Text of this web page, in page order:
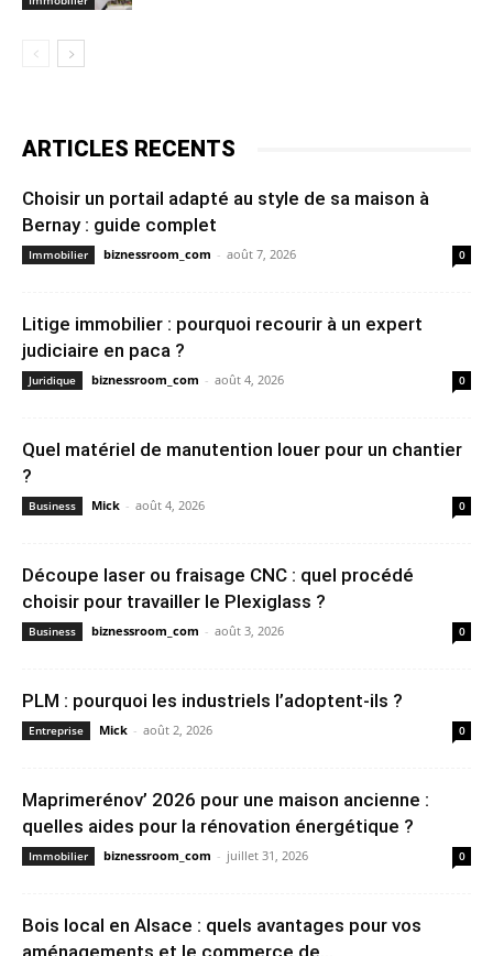
ARTICLES RECENTS
Choisir un portail adapté au style de sa maison à
Bernay : guide complet
Immobilier biznessroom_com - août 7, 2026 0
Litige immobilier : pourquoi recourir à un expert
judiciaire en paca ?
Juridique biznessroom_com - août 4, 2026 0
Quel matériel de manutention louer pour un chantier
?
Business Mick - août 4, 2026 0
Découpe laser ou fraisage CNC : quel procédé
choisir pour travailler le Plexiglass ?
Business biznessroom_com - août 3, 2026 0
PLM : pourquoi les industriels l’adoptent-ils ?
Entreprise Mick - août 2, 2026 0
Maprimerénov’ 2026 pour une maison ancienne :
quelles aides pour la rénovation énergétique ?
Immobilier biznessroom_com - juillet 31, 2026 0
Bois local en Alsace : quels avantages pour vos